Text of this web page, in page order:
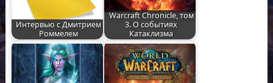
Интервью с Дмитрием
Роммелем
Warcraft Chronicle, том
3. О событиях
Катаклизма